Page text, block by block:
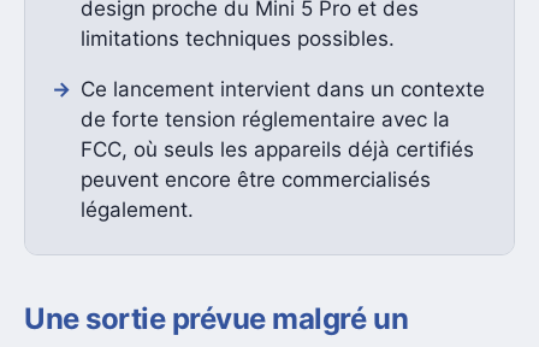
design proche du Mini 5 Pro et des
limitations techniques possibles.
Ce lancement intervient dans un contexte
de forte tension réglementaire avec la
FCC, où seuls les appareils déjà certifiés
peuvent encore être commercialisés
légalement.
Une sortie prévue malgré un